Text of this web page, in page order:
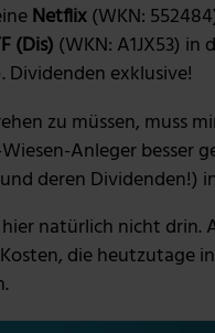
Netflix(WKN:
(Dis) (WKN: A1JX53)
Dividenden exklusive!
zu müssen, muss
Anleger besser
deren Dividenden!)
natürlich nicht drin.
die heutzutage